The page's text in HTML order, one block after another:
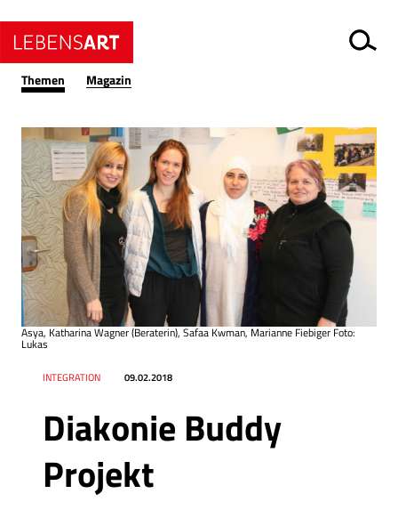
Themen Magazin
Diakonie Buddy
Projekt
Datum 09.02.2018
RessortINTEGRATION
Asya, Katharina Wagner (Beraterin), Safaa Kwman, Marianne Fiebiger Foto:
Lukas